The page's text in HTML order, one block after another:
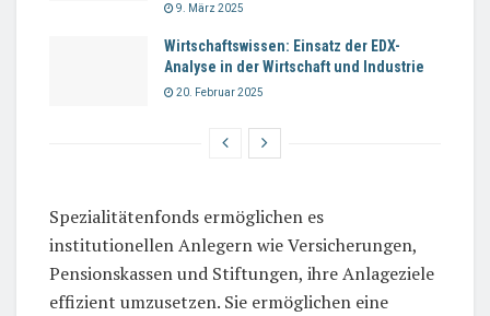
9. März 2025
Wirtschaftswissen: Einsatz der EDX-
Analyse in der Wirtschaft und Industrie
20. Februar 2025
Spezialitätenfonds ermöglichen es
institutionellen Anlegern wie Versicherungen,
Pensionskassen und Stiftungen, ihre Anlageziele
effizient umzusetzen. Sie ermöglichen eine